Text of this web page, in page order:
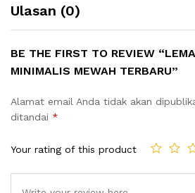
Ulasan (0)
BE THE FIRST TO REVIEW
MINIMALIS MEWAH TERBARU”
Alamat email Anda tidak akan
ditandai *
Your rating of this product